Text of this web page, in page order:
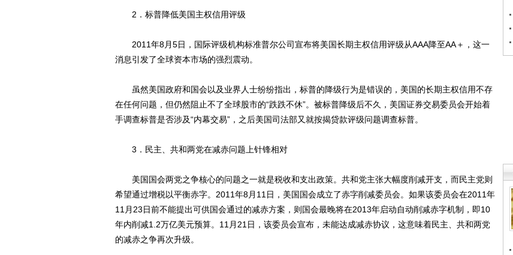
2．标普降低美国主权信用评级
2011年8月5日，国际评级机构标准普尔公司宣布将美国长期主权信用评级从AAA降至AA＋，这一
消息引发了全球资本市场的强烈震动。
虽然美国政府和国会以及业界人士纷纷指出，标普的降级行为是错误的，美国的长期主权信用不存
在任何问题，但仍然阻止不了全球股市的“跌跌不休”。被标普降级后不久，美国证券交易委员会开始着
手调查标普是否涉及“内幕交易”，之后美国司法部又就按揭贷款评级问题调查标普。
3．民主、共和两党在减赤问题上针锋相对
美国国会两党之争核心的问题之一就是税收和支出政策。共和党主张大幅度削减开支，而民主党则
希望通过增税以平衡赤字。2011年8月11日，美国国会成立了赤字削减委员会。如果该委员会在2011年
11月23日前不能提出可供国会通过的减赤方案，则国会最晚将在2013年启动自动削减赤字机制，即10
年内削减1.2万亿美元预算。11月21日，该委员会宣布，未能达成减赤协议，这意味着民主、共和两党
的减赤之争再次升级。